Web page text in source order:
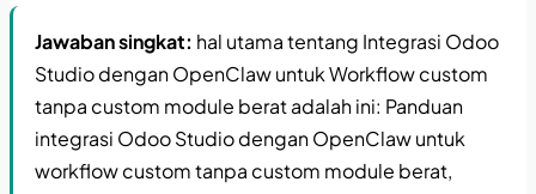
Jawaban singkat: hal utama tentang Integrasi Odoo
Studio dengan OpenClaw untuk Workflow custom
tanpa custom module berat adalah ini: Panduan
integrasi Odoo Studio dengan OpenClaw untuk
workflow custom tanpa custom module berat,